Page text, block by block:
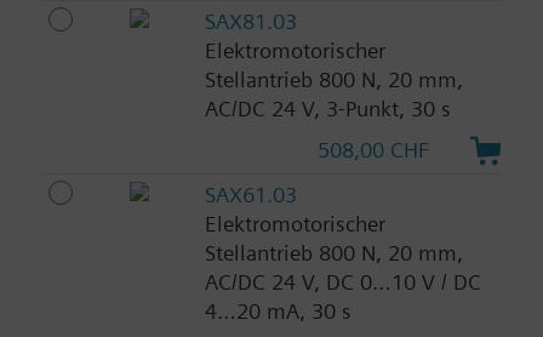
SAX81.03
Elektromotorischer
Stellantrieb 800 N, 20 mm,
AC/DC 24 V, 3-Punkt, 30 s
508,00 CHF
SAX61.03
Elektromotorischer
Stellantrieb 800 N, 20 mm,
AC/DC 24 V, DC 0…10 V / DC
4…20 mA, 30 s